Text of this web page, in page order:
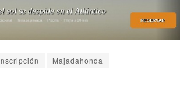
Majadahonda